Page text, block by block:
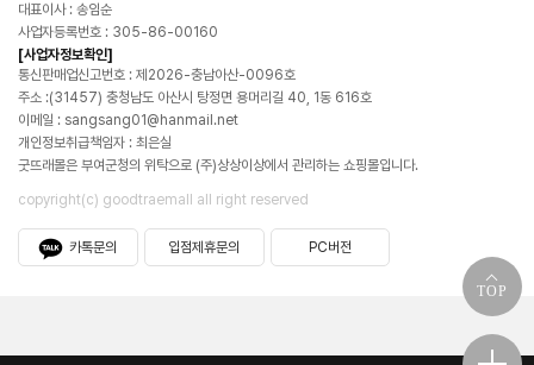
대표이사 : 송임순
사업자등록번호 : 305-86-00160
[사업자정보확인]
통신판매업신고번호 : 제2026-충남아산-0096호
주소 :(31457) 충청남도 아산시 탕정면 용머리길 40, 1동 616호
이메일 : sangsang01@hanmail.net
개인정보취급책임자 : 최은실
굿뜨래몰은 부여군청의 위탁으로 (주)상상이상에서 관리하는 쇼핑몰입니다.
copyright(c) goodtraemall all right reserved
카톡문의 입점제휴문의 PC버전
TOP